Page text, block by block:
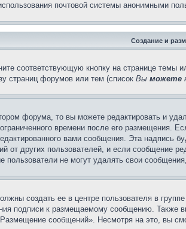
почтовой системы анонимными
Создание и
соответствующую кнопку на странице темы
страниц форумов или тем (список Вы можете
форума, то вы можете редактировать и
времени после его размещения.
вами сообщения. Эта надпись
от других пользователей, и если сообщение
не могут удалять свои
создать ее в центре пользователя в
подписи к размещаемому сообщению. Также
сообщений». Несмотря на это, вы